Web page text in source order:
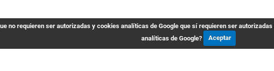
no requieren ser autorizadas y cookies analíticas de Google que sí requieren ser
analíticas de Google?
Aceptar